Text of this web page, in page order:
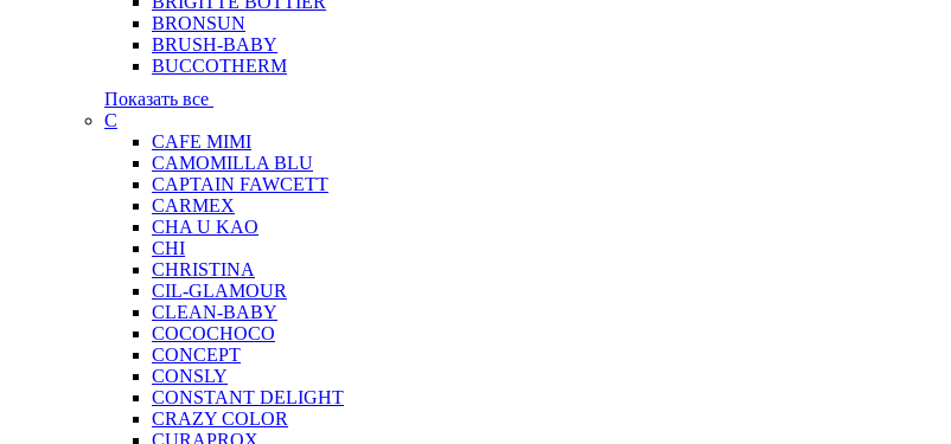
BRONSUN
BRUSH-BABY
BUCCOTHERM
Показать все
C
CAFE MIMI
CAMOMILLA BLU
CAPTAIN FAWCETT
CARMEX
CHA U KAO
CHI
CHRISTINA
CIL-GLAMOUR
CLEAN-BABY
COCOCHOCO
CONCEPT
CONSLY
CONSTANT DELIGHT
CRAZY COLOR
CURAPROX